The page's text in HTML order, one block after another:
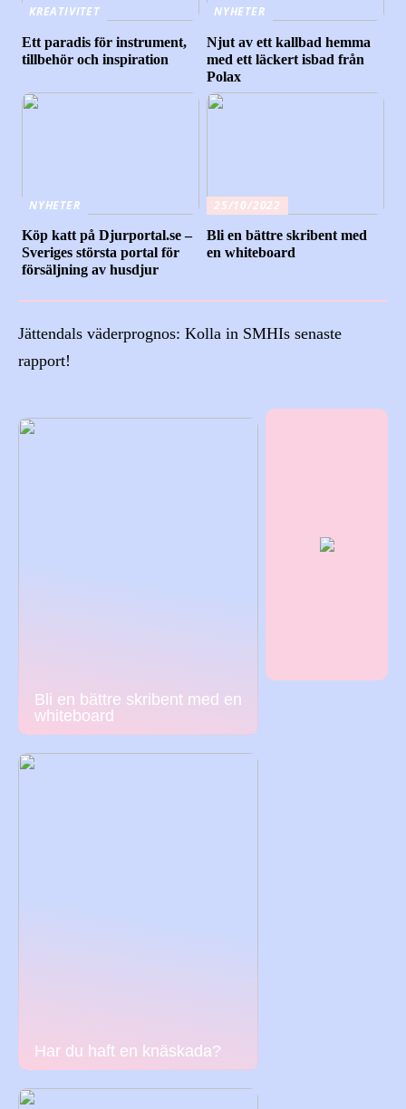
KREATIVITET
Ett paradis för instrument,
tillbehör och inspiration
NYHETER
Njut av ett kallbad hemma
med ett läckert isbad från
Polax
NYHETER
Köp katt på Djurportal.se –
Sveriges största portal för
försäljning av husdjur
25/10/2022
Bli en bättre skribent med
en whiteboard
Jättendals väderprognos: Kolla in SMHIs senaste
rapport!
Bli en bättre skribent med en
whiteboard
Har du haft en knäskada?